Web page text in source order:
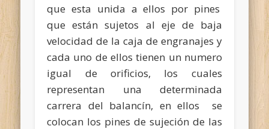
que esta unida a ellos por pines
que están sujetos al eje de baja
velocidad de la caja de engranajes y
cada uno de ellos tienen un numero
igual de orificios, los cuales
representan una determinada
carrera del balancín, en ellos se
colocan los pines de sujeción de las